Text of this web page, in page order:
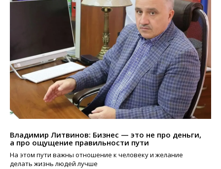
Владимир Литвинов: Бизнес — это не про деньги,
а про ощущение правильности пути
На этом пути важны отношение к человеку и желание
делать жизнь людей лучше